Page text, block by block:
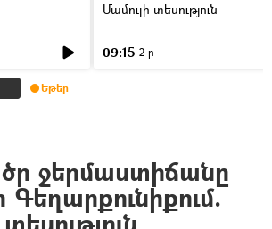
Մամուլի տեսություն
09:15 2 ր
Եթեր
ջերմաստիճանը